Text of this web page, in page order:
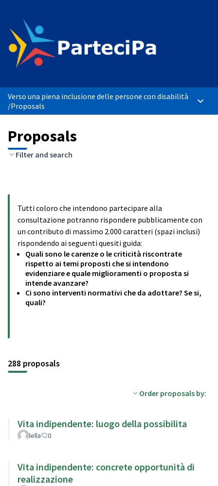
Verso una piena inclusione delle persone con disabilità
/Proposals Main
Proposals
Filter and search
Tutti coloro che intendono partecipare alla
consultazione potranno rispondere pubblicamente con
un contributo di massimo 2.000 caratteri (spazi inclusi)
rispondendo ai seguenti quesiti guida:
Quali sono le carenze o le criticità riscontrate
rispetto ai temi proposti che si intendono
evidenziare e quale miglioramenti o proposta si
intende avanzare?
Ci sono interventi normativi che da adottare? Se si,
quali?
288 proposals
Order proposals by:
Vita indipendente: luogo della possibilita
lella 0
Vita indipendente: concrete opportunità di
realizzazione